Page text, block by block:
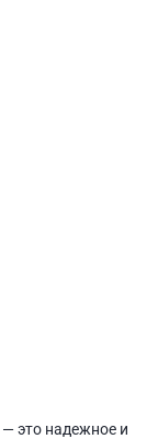
— это надежное и